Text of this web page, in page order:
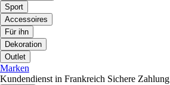
Sport
Accessoires
Für ihn
Dekoration
Outlet
Marken
Kundendienst in Frankreich Sichere Zahlung